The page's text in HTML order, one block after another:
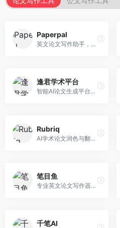
Paperpal
英文论文写作助手，专注于学术英语润色。面向需要发表国际期刊的研究者，提供语法检查、学术表达优化、格式规范等服务，英语表达地道专业。
逢君学术平台
智能AI论文生成平台，支持查重检测。面向高校学生和研究人员，提供论文选题、内容生成、查重修改等一站式服务，学术写作流程完整。
Rubriq
AI学术论文润色与翻译平台。面向国际期刊投稿者，提供论文润色、翻译、格式调整等服务，支持多语言，学术表达专业规范。
笔目鱼
专业英文论文写作器，支持学术论文全流程。面向留学生和国际期刊投稿者，提供英文论文撰写、润色、格式调整等服务，学术英语表达规范。
千笔AI